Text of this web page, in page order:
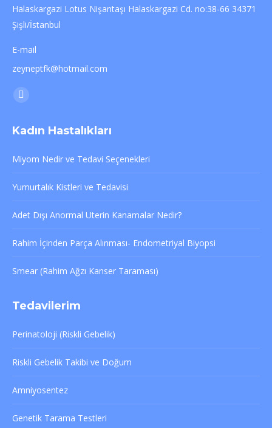
Halaskargazi Lotus Nişantaşı Halaskargazi Cd. no:38-66 34371
Şişli/İstanbul
E-mail
zeyneptfk@hotmail.com
Find us on:
Mail
opens
new
Kadın Hastalıkları
Miyom Nedir ve Tedavi Seçenekleri
Yumurtalık Kistleri ve Tedavisi
Adet Dışı Anormal Uterin Kanamalar Nedir?
Rahim İçinden Parça Alınması- Endometriyal Biyopsi
Smear (Rahim Ağzı Kanser Taraması)
Tedavilerim
Perinatoloji (Riskli Gebelik)
Riskli Gebelik Takibi ve Doğum
Amniyosentez
Genetik Tarama Testleri